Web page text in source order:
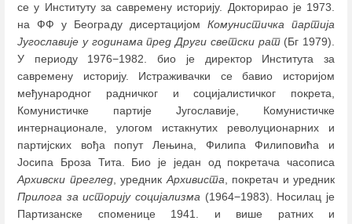
се у Институту за савремену историју. Докторирао је 1973.
на ФФ у Београду дисертацијом Комунистичка партија
Југославије у годинама пред Други светски рат(Бг 1979).
У периоду 1976−1982. био је директор Института за
савремену историју. Истраживачки се бавио историјом
међународног радничког и социјалистичког покрета,
Комунистичке партије Југославије, Комунистичке
интернационале, улогом истакнутих револуционарних и
партијских вођа попут Лењина, Филипа Филиповића и
Јосипа Броза Тита. Био је један од покретача часописа
Архивски преглед, уредникАрхивиста, покретач и уредник
Прилога за историју социјализма (1964−1983). Носилац је
Партизанске споменице 1941. и више ратних и